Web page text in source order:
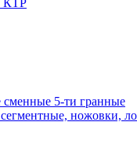
КТР
5-ти гранные
ножовки,